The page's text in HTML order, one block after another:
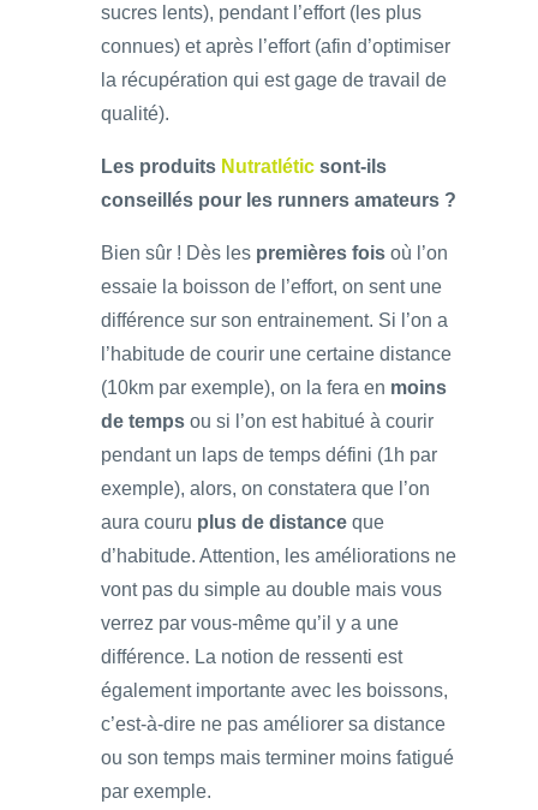
sucres lents), pendant l’effort (les plus
connues) et après l’effort (afin d’optimiser
la récupération qui est gage de travail de
qualité).
Les produits Nutratlétic sont-ils
conseillés pour les runners amateurs ?
Bien sûr ! Dès les premières fois où l’on
essaie la boisson de l’effort, on sent une
différence sur son entrainement. Si l’on a
l’habitude de courir une certaine distance
(10km par exemple), on la fera en moins
de temps ou si l’on est habitué à courir
pendant un laps de temps défini (1h par
exemple), alors, on constatera que l’on
aura couru plus de distance que
d’habitude. Attention, les améliorations ne
vont pas du simple au double mais vous
verrez par vous-même qu’il y a une
différence. La notion de ressenti est
également importante avec les boissons,
c’est-à-dire ne pas améliorer sa distance
ou son temps mais terminer moins fatigué
par exemple.